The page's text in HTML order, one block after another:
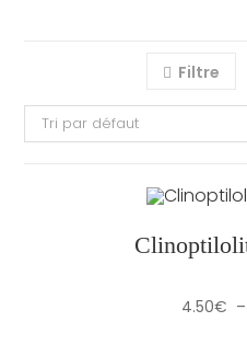
Filtre
Tri par défaut
4.50€ –